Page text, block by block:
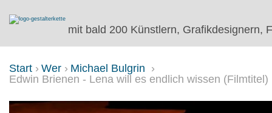
mit bald 200 Künstlern, Grafikdesignern,
Start Wer
Michael Bulgrin
Edwin Brienen - Lena will es endlich wissen (Filmtitel)
EDWIN BRIENEN - LENA WILL